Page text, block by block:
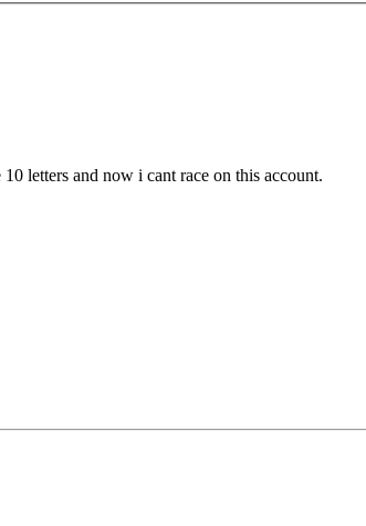
letters and now i cant race on this account.